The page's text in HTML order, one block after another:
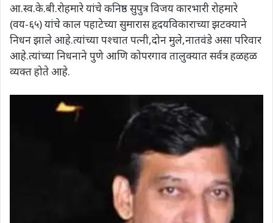
आ.स्व.के.बी.रोहमारे यांचे कनिष्ठ सुपुत्र विजय कारभारी रोहमारे
(वय-६५) यांचे काल पहाटेच्या सुमारास हृदयविकाराच्या झटक्याने
निधन झाले आहे.त्यांच्या पश्चात पत्नी,दोन मुले,नातवंडे असा परिवार
आहे.त्यांच्या निधनाने पुणे आणि कोपरगाव तालुक्यात सर्वत्र हळहळ
व्यक्त होते आहे.